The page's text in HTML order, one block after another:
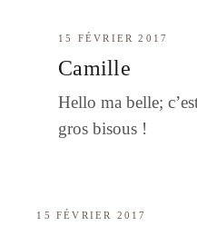
15 FÉVRIER 2017
Camille
Hello ma belle;
gros bisous !
15 FÉVRIER 2017